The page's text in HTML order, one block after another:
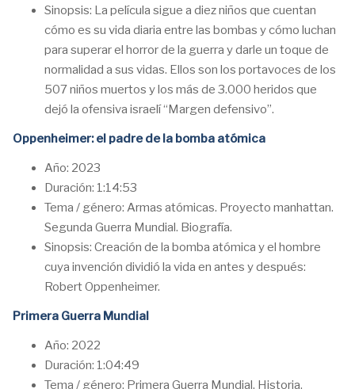
Sinopsis: La película sigue a diez niños que cuentan
cómo es su vida diaria entre las bombas y cómo luchan
para superar el horror de la guerra y darle un toque de
normalidad a sus vidas. Ellos son los portavoces de los
507 niños muertos y los más de 3.000 heridos que
dejó la ofensiva israelí “Margen defensivo”.
Oppenheimer: el padre de la bomba atómica
Año: 2023
Duración: 1:14:53
Tema / género: Armas atómicas. Proyecto manhattan.
Segunda Guerra Mundial. Biografía.
Sinopsis: Creación de la bomba atómica y el hombre
cuya invención dividió la vida en antes y después:
Robert Oppenheimer.
Primera Guerra Mundial
Año: 2022
Duración: 1:04:49
Tema / género: Primera Guerra Mundial. Historia.